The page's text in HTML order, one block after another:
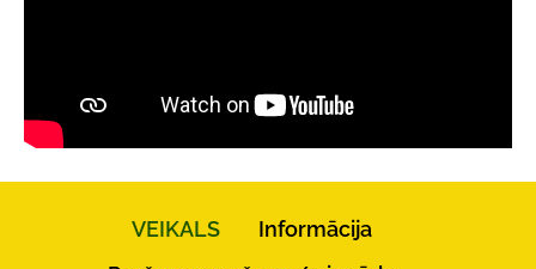
VEIKALS
Informācija